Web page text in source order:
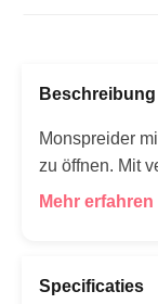
Beschreibung
Monspreider
zu öffnen. Mit
Mehr erfahren
Specificaties